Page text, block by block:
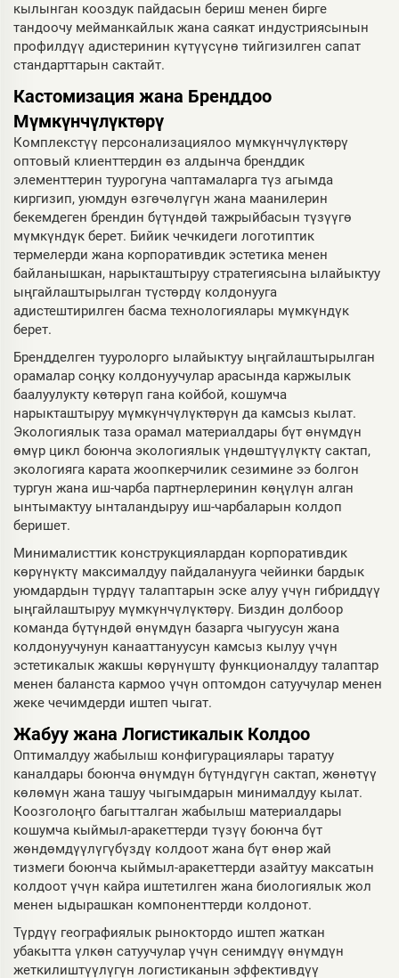
кылынган кооздук пайдасын бериш менен бирге
тандоочу мейманкайлык жана саякат индустриясынын
профилдүү адистеринин күтүүсүнө тийгизилген сапат
стандарттарын сактайт.
Кастомизация жана Бренддоо
Мүмкүнчүлүктөрү
Комплекстүү персонализациялоо мүмкүнчүлүктөрү
оптовый клиенттердин өз алдынча бренддик
элементтерин туурогуна чаптамаларга түз агымда
киргизип, уюмдун өзгөчөлүгүн жана маанилерин
бекемдеген брендин бүтүндөй тажрыйбасын түзүүгө
мүмкүндүк берет. Бийик чечкидеги логотиптик
термелерди жана корпоративдик эстетика менен
байланышкан, нарыкташтыруу стратегиясына ылайыктуу
ыңгайлаштырылган түстөрдү колдонууга
адистештирилген басма технологиялары мүмкүндүк
берет.
Брендделген тууролорго ылайыктуу ыңгайлаштырылган
орамалар соңку колдонуучулар арасында каржылык
баалуулукту көтөрүп гана койбой, кошумча
нарыкташтыруу мүмкүнчүлүктөрүн да камсыз кылат.
Экологиялык таза орамал материалдары бүт өнүмдүн
өмүр цикл боюнча экологиялык үндөштүүлүктү сактап,
экологияга карата жоопкерчилик сезимине ээ болгон
тургун жана иш-чарба партнерлеринин көңүлүн алган
ынтымактуу ынталандыруу иш-чарбаларын колдоп
беришет.
Минималисттик конструкциялардан корпоративдик
көрүнүктү максималдуу пайдаланууга чейинки бардык
уюмдардын түрдүү талаптарын эске алуу үчүн гибриддүү
ыңгайлаштыруу мүмкүнчүлүктөрү. Биздин долбоор
команда бүтүндөй өнүмдүн базарга чыгуусун жана
колдонуучунун канааттануусун камсыз кылуу үчүн
эстетикалык жакшы көрүнүштү функционалдуу талаптар
менен баланста кармоо үчүн оптомдон сатуучулар менен
жеке чечимдерди иштеп чыгат.
Жабуу жана Логистикалык Колдоо
Оптималдуу жабылыш конфигурациялары таратуу
каналдары боюнча өнүмдүн бүтүндүгүн сактап, жөнөтүү
көлөмүн жана ташуу чыгымдарын минималдуу кылат.
Коозголоңго багытталган жабылыш материалдары
кошумча кыймыл-аракеттерди түзүү боюнча бүт
жөндөмдүүлүгүбүздү колдоот жана бүт өнөр жай
тизмеги боюнча кыймыл-аракеттерди азайтуу максатын
колдоот үчүн кайра иштетилген жана биологиялык жол
менен ыдырашкан компоненттерди колдонот.
Түрдүү географиялык рыноктордо иштеп жаткан
убакытта үлкөн сатуучулар үчүн сенимдүү өнүмдүн
жеткилиштүүлүгүн логистиканын эффективдүү